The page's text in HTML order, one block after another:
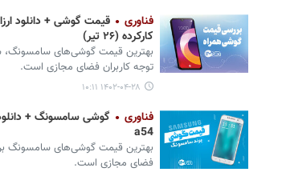
فناوری
قیمت گوشی + دانلود
کارکرده (۲۶ تیر)
بهترین قیمت گوشی‌های سامسونگ،
توجه کاربران فضای مجازی است.
۱۴۰۲-۰۴-۲۸ ۱۰:۱۱
فناوری
a54
بهترین قیمت گوشی‌های سامسونگ
فضای مجازی است.